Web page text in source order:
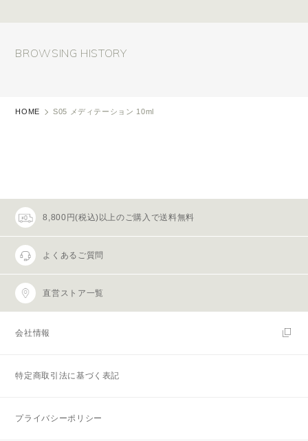
BROWSING HISTORY
HOME S05 メディテーション 10ml
8,800円(税込)以上のご購入で送料無料
よくあるご質問
直営ストア一覧
会社情報
特定商取引法に基づく表記
プライバシーポリシー